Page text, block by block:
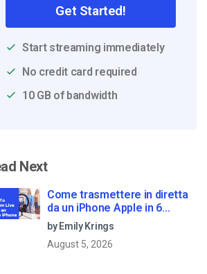
Get Started!
Start streaming immediately
No credit card required
10 GB of bandwidth
Next
Come trasmettere in diretta
da un iPhone Apple in 6
semplici passi
by Emily Krings
August 5, 2026